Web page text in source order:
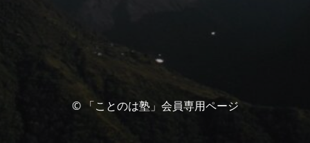
© 「ことのは塾」会員専用ページ